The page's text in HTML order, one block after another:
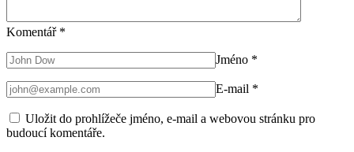
Komentář *
Jméno *
E-mail *
Uložit do prohlížeče jméno, e-mail a webovou stránku pro
budoucí komentáře.